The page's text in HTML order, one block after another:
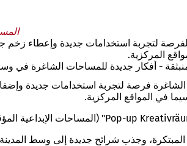
لتجربة استخدامات جديدة وإعطاء زخم
المركزية.
- أفكار جديدة للمساحات الشاغرة في
الشاغرة فرصة لتجربة استخدامات جديدة
في المواقع المركزية.
المبتكرة، وجذب شرائح جديدة إلى وسط